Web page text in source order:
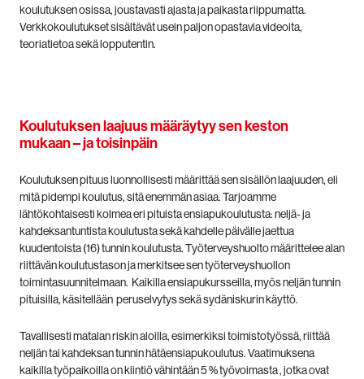
koulutuksen osissa, joustavasti ajasta ja paikasta riippumatta.
Verkkokoulutukset sisältävät usein paljon opastavia videoita,
teoriatietoa sekä lopputentin.
Koulutuksen laajuus määräytyy sen keston
mukaan – ja toisinpäin
Koulutuksen pituus luonnollisesti määrittää sen sisällön laajuuden, eli
mitä pidempi koulutus, sitä enemmän asiaa. Tarjoamme
lähtökohtaisesti kolmea eri pituista ensiapukoulutusta: neljä- ja
kahdeksantuntista koulutusta sekä kahdelle päivälle jaettua
kuudentoista (16) tunnin koulutusta. Työterveyshuolto määrittelee alan
riittävän koulutustason ja merkitsee sen työterveyshuollon
toimintasuunnitelmaan. Kaikilla ensiapukursseilla, myös neljän tunnin
pituisilla, käsitellään peruselvytys sekä sydäniskurin käyttö.
Tavallisesti matalan riskin aloilla, esimerkiksi toimistotyössä, riittää
neljän tai kahdeksan tunnin hätäensiapukoulutus. Vaatimuksena
kaikilla työpaikoilla on kiintiö vähintään 5 % työvoimasta , jotka ovat